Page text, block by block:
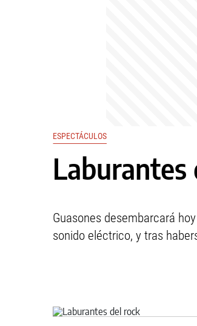
ESPECTÁCULOS
Laburantes
Guasones desembarcará
sonido eléctrico, y tras